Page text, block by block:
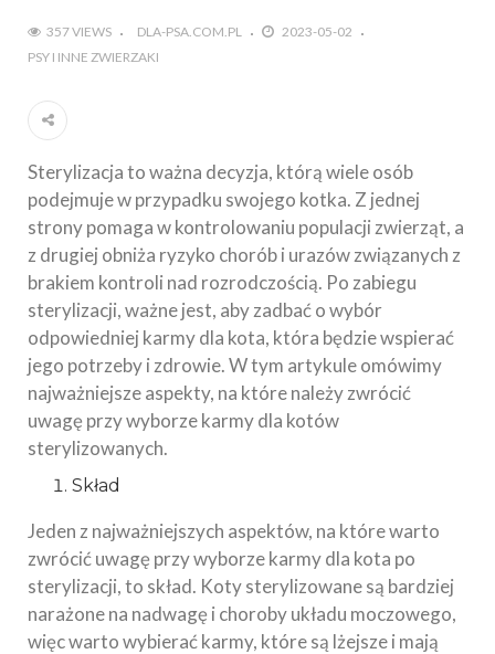
357 VIEWS DLA-PSA.COM.PL
2023-05-02
PSY I INNE ZWIERZAKI
Sterylizacja to ważna decyzja, którą wiele osób
podejmuje w przypadku swojego kotka. Z jednej
strony pomaga w kontrolowaniu populacji zwierząt, a
z drugiej obniża ryzyko chorób i urazów związanych z
brakiem kontroli nad rozrodczością. Po zabiegu
sterylizacji, ważne jest, aby zadbać o wybór
odpowiedniej karmy dla kota, która będzie wspierać
jego potrzeby i zdrowie. W tym artykule omówimy
najważniejsze aspekty, na które należy zwrócić
uwagę przy wyborze karmy dla kotów
sterylizowanych.
Skład
Jeden z najważniejszych aspektów, na które warto
zwrócić uwagę przy wyborze karmy dla kota po
sterylizacji, to skład. Koty sterylizowane są bardziej
narażone na nadwagę i choroby układu moczowego,
więc warto wybierać karmy, które są lżejsze i mają